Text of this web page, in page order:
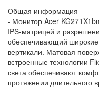
Общая информация
- Монитор Acer
IPS-матрицей и
обеспечивающий широкие
вертикали. Матовая
встроенные технологии
света обеспечивают
протяжении длительного